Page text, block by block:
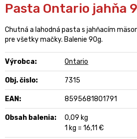
Pasta Ontario jahňa
Chutná a lahodná pasta s jahňacím
pre všetky mačky. Balenie 90g.
Výrobca: Ontario
Obj. čislo: 7315
EAN: 8595681801791
Obsah balenia:
0,09 kg
1 kg = 16,11 €